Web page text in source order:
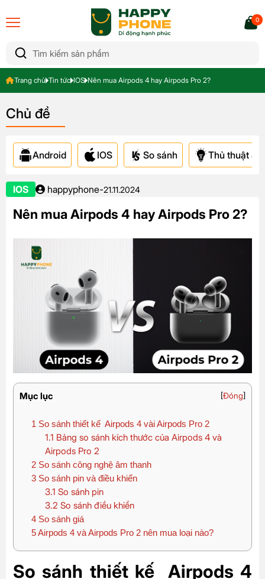
0
Trang chủ Tin tức IOS Nên mua Airpods 4 hay Airpods Pro 2?
Chủ đề
Android IOS So sánh Thủ thuật &
IOS happyphone-21.11.2024
Nên mua Airpods 4 hay Airpods Pro 2?
Mục lục [Đóng]
1 So sánh thiết kế Airpods 4 vài Airpods Pro 2
1.1 Bảng so sánh kích thước của Airpods 4 và
Airpods Pro 2
2 So sánh công nghệ âm thanh
3 So sánh pin và điều khiển
3.1 So sánh pin
3.2 So sánh điều khiển
4 So sánh giá
5Airpods 4 và Airpods Pro 2 nên mua loại nào?
So sánh thiết kế Airpods 4